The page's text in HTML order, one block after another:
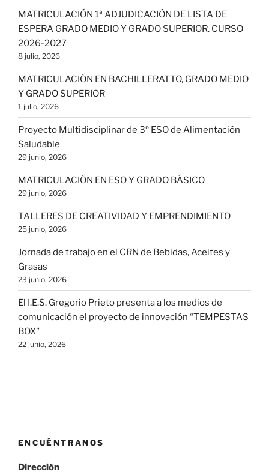
MATRICULACIÓN 1ª ADJUDICACIÓN DE LISTA DE
ESPERA GRADO MEDIO Y GRADO SUPERIOR. CURSO
2026-2027
8 julio, 2026
MATRICULACIÓN EN BACHILLERATTO, GRADO MEDIO
Y GRADO SUPERIOR
1 julio, 2026
Proyecto Multidisciplinar de 3º ESO de Alimentación
Saludable
29 junio, 2026
MATRICULACIÓN EN ESO Y GRADO BÁSICO
29 junio, 2026
TALLERES DE CREATIVIDAD Y EMPRENDIMIENTO
25 junio, 2026
Jornada de trabajo en el CRN de Bebidas, Aceites y
Grasas
23 junio, 2026
El I.E.S. Gregorio Prieto presenta a los medios de
comunicación el proyecto de innovación “TEMPESTAS
BOX”
22 junio, 2026
ENCUÉNTRANOS
Dirección